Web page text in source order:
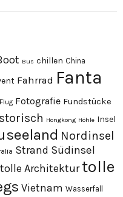
Bus chillen China
Fahrrad Fanta
Flug Fotografie Fundstücke
Hongkong Höhle Insel
Nordinsel
Strand Südinsel
tolle Architektur tolle
Vietnam Wasserfall